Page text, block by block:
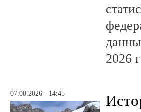
2026
07.08.2026 - 14:45